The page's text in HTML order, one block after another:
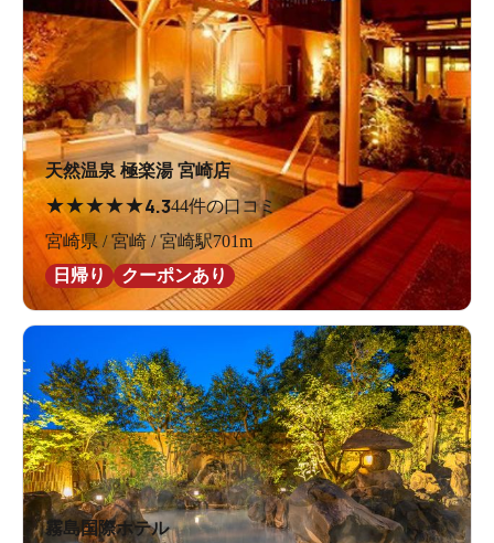
天然温泉 極楽湯 宮崎店
★★★★★4.344件の口コミ
宮崎県 / 宮崎 / 宮崎駅701m
日帰り
クーポンあり
霧島国際ホテル